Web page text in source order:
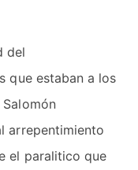
del
que estaban a los
arrepentimiento
el paralitico que